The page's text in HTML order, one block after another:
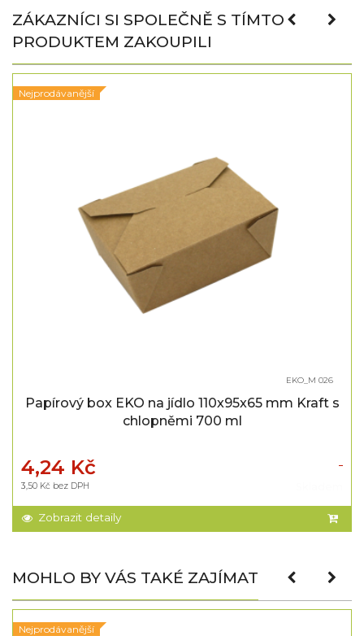
ZÁKAZNÍCI SI SPOLEČNĚ S TÍMTO
PRODUKTEM ZAKOUPILI
Nejprodávanější
EKO_M 026
Papírový box EKO na jídlo 110x95x65 mm Kraft s
chlopněmi 700 ml
4,24 Kč
3,50 Kč bez DPH
Zobrazit detaily
MOHLO BY VÁS TAKÉ ZAJÍMAT
Nejprodávanější